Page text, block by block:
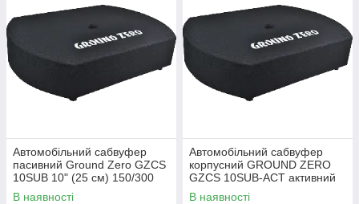
Автомобільний сабвуфер
пасивний Ground Zero GZCS
10SUB 10" (25 см) 150/300
Вт.
В наявності
Автомобільний сабвуфер
корпусний GROUND ZERO
GZCS 10SUB-ACT активний
150\300 Вт. 10" (25 см)
В наявності